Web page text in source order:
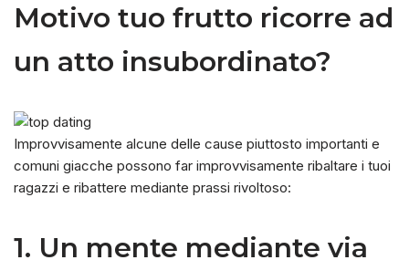
Motivo tuo frutto ricorre ad
un atto insubordinato?
Improvvisamente alcune delle cause piuttosto importanti e
comuni giacche possono far improvvisamente ribaltare i tuoi
ragazzi e ribattere mediante prassi rivoltoso:
1. Un mente mediante via